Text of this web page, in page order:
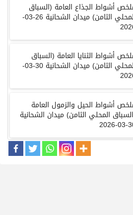
أشواط الجذاع العامة (السباق
الثامن) ميدان الشحانية 26-03-
أشواط الثنايا العامة (السباق
الثامن) ميدان الشحانية 30-03-
أشواط الحيل والزمول العامة
المحلي الثامن) ميدان الشحانية
30-